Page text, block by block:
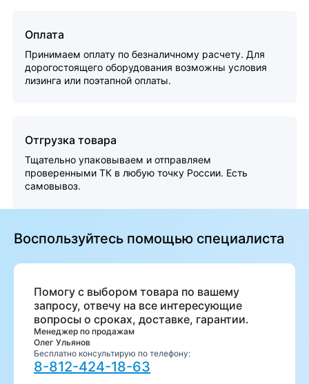
Оплата
Принимаем оплату по безналичному расчету. Для
дорогостоящего оборудования возможны условия
лизинга или поэтапной оплаты.
Отгрузка товара
Тщательно упаковываем и отправляем
проверенными ТК в любую точку России. Есть
самовывоз.
Воспользуйтесь помощью специалиста
Помогу с выбором товара по вашему
запросу, отвечу на все интересующие
вопросы о сроках, доставке, гарантии.
Менеджер по продажам
Олег Ульянов
Бесплатно консультирую по телефону:
8-812-424-18-63